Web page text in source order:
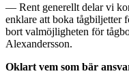
— Rent generellt delar vi
enklare att boka tågbiljetter
bort valmöjligheten för
Alexandersson.
Oklart vem som bär